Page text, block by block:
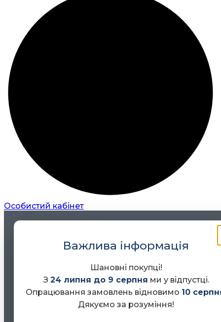
Особистий кабінет
Важлива інформація
Шановні покупці!
З 24 липня до 9 серпня ми у відпустці.
Опрацювання замовлень відновимо 10
Дякуємо за розуміння!